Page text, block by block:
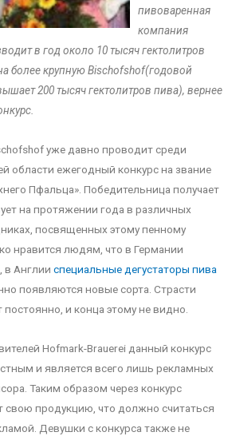
пивоваренная
компания
в год около 10 тысяч гектолитров
более крупную Bischofshof(годовой
200 тысяч гектолитров пива), вернее
уже давно проводит среди
области ежегодный конкурс на звание
Пфальца». Победительница получает
на протяжении года в различных
посвященных этому пенному
нравится людям, что в Германии
в Англии специальные дегустаторы пива
появляются новые сорта. Страсти
и конца этому не видно.
Hofmark-Brauerei данный конкурс
и является всего лишь рекламных
Таким образом через конкурс
свою продукцию, что должно считаться
Девушки с конкурса также не